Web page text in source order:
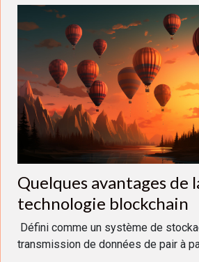
Quelques avantages de
technologie blockchain
Défini comme un système de
transmission de données de pair à